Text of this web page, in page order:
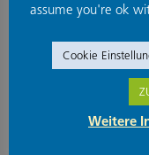
assume you're ok
Cookie
Weitere